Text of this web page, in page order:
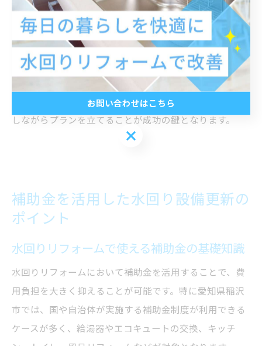
愛知県稲沢市の施工事例では、給湯器と浴室暖房乾燥機
の同時導入、浴室の二重窓化、洗面所の断熱ドア設置な
ど、総合的なリフォームで光熱費を大幅に削減したケー
スが多く見られます。省エネ対策は家族構成や生活スタ
イルによって最適な方法が異なるため、専門業者と相談
しながらプランを立てることが成功の鍵となります。
補助金を活用した水回り設備更新の
ポイント
水回りリフォームで使える補助金の基礎知識
水回りリフォームにおいて補助金を活用することで、費
用負担を大きく抑えることが可能です。特に愛知県稲沢
市では、国や自治体が実施する補助金制度が利用できる
ケースが多く、給湯器やエコキュートの交換、キッチ
お問い合わせはこちら
お問い合わせはこちら